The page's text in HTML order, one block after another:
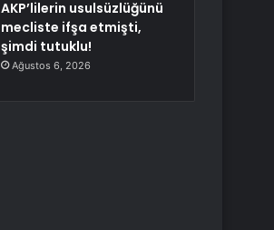
AKP’lilerin usulsüzlüğünü
mecliste ifşa etmişti,
şimdi tutuklu!
Ağustos 6, 2026